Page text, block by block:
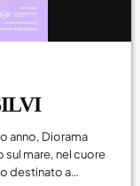
anno, Diorama
sul mare, nel cuore
destinato a